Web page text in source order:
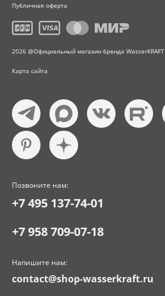
Публичная оферта
2026 @Официальный магазин бренда WasserKRAFT
Карта сайта
Позвоните нам:
+7 495 137-74-01
+7 958 709-07-18
Напишите нам:
contact@shop-wasserkraft.ru